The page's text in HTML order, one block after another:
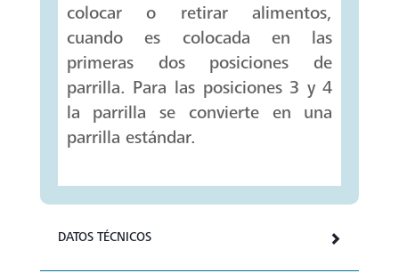
colocar o retirar alimentos,
cuando es colocada en las
primeras dos posiciones de
parrilla. Para las posiciones 3 y 4
la parrilla se convierte en una
parrilla estándar.
DATOS TÉCNICOS